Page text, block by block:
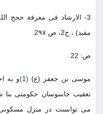
3- الارشاد فى معرفة حجج
مفيد) ، ج2، ص 2٩٧.
ص: 22
موسى بن جعفر (ع) (1)
و به
تعقيب جاسوسان حكومتى بنا
مى توانست در منزل مسكونى